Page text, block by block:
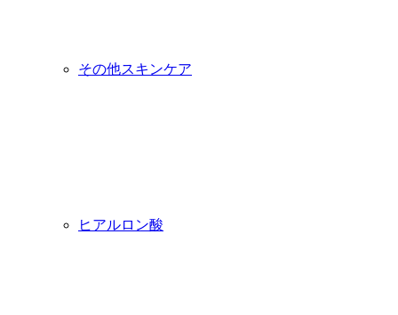
その他スキンケア
ヒアルロン酸